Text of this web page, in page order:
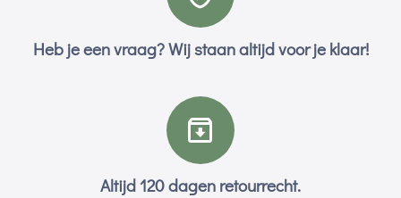
Heb je een vraag? Wij staan altijd voor je klaar!
Altijd 120 dagen retourrecht.